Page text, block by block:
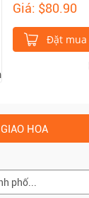
Giá: $80.90
Đặt mua
HOA